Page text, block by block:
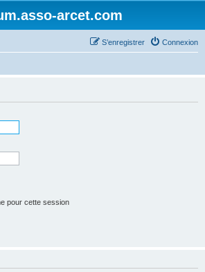
arcet.com
Connexion
S’enregistrer
pour cette session